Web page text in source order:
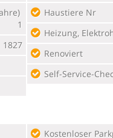
1
1827
Haustiere Nr
Heizung,
Renoviert
Self-Service-